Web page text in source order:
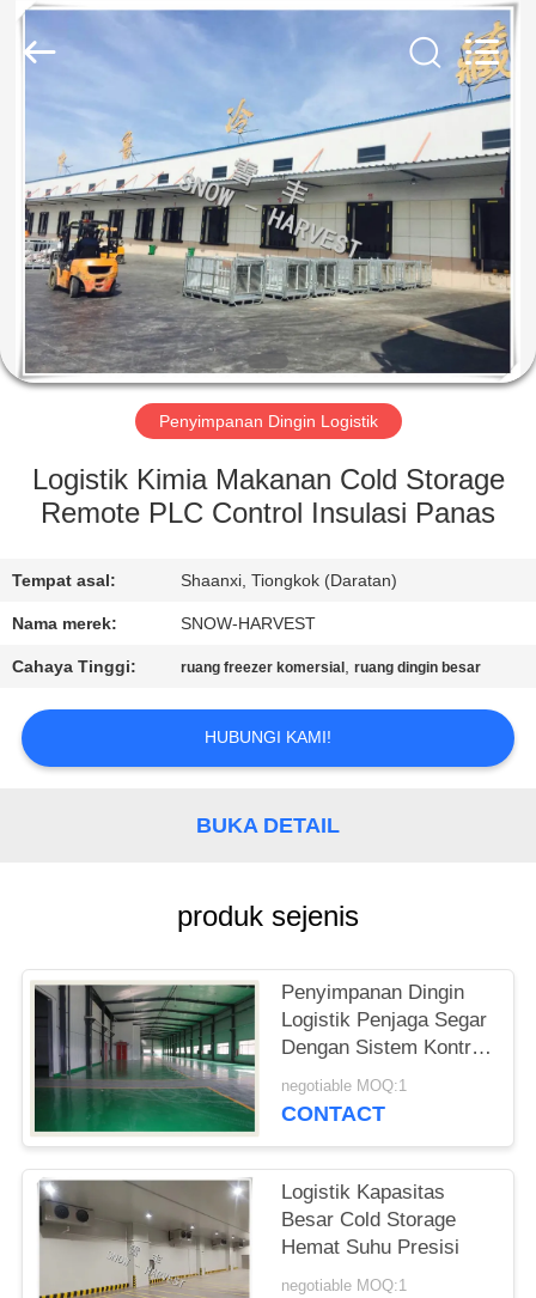
RUMAH
PRODUK
TENTANG
KAMI
TUR
KONTROL
HUBUNGI
KAMI
BERITA
PERMINTAAN
PRIVACY
POLICY
Xuefeng
Penyimpanan Dingin Logistik
Logistik Kimia Makanan Cold Storage
Remote PLC Control Insulasi Panas
Tempat asal: Shaanxi, Tiongkok (Daratan)
Nama merek: SNOW-HARVEST
Cahaya Tinggi: ruang freezer komersial ,ruang dingin besar
HUBUNGI KAMI!
BUKA DETAIL
produk sejenis
Penyimpanan Dingin
Logistik Penjaga Segar
Dengan Sistem Kontrol
Sepenuhnya Otomatis
negotiable MOQ:1
CONTACT
Logistik Kapasitas
Besar Cold Storage
Hemat Suhu Presisi
negotiable MOQ:1